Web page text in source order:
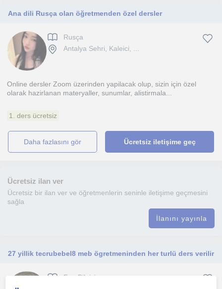
Ana dili Rusça olan öğretmenden özel dersler
Rusça
Antalya Sehri, Kaleici, ...
Online dersler Zoom üzerinden yapilacak olup, sizin için özel
olarak hazirlanan materyaller, sunumlar, alistirmala...
1. ders ücretsiz
daha fazlasını gör Ücretsiz iletişime geç
Ücretsiz ilan ver
Ücretsiz bir ilan ver ve öğretmenlerin seninle iletişime geçmesini
sağla
İlanını yayınla
27 yillik tecrubebel8 meb ögretmeninden her turlü ders verilir
Fen Bilgisi